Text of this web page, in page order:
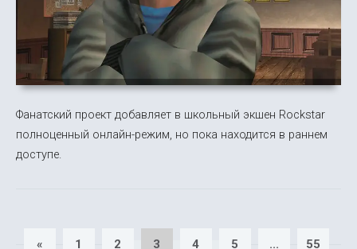
Фанатский проект добавляет в школьный экшен Rockstar
полноценный онлайн-режим, но пока находится в раннем
доступе.
« 1 2 3 4 5 ... 55